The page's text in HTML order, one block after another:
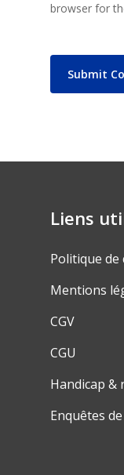
browser for
Liens
Politique
Mentions
CGV
CGU
Handicap &
Enquêtes